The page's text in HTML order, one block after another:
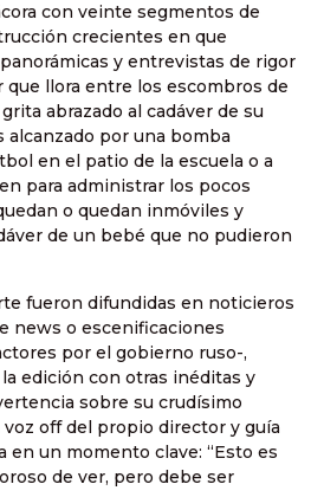
con veinte segmentos de
crecientes en que
y entrevistas de rigor
que llora entre los escombros de
abrazado al cadáver de su
alcanzado por una bomba
en el patio de la escuela o a
para administrar los pocos
o quedan inmóviles y
de un bebé que no pudieron
fueron difundidas en noticieros
news o escenificaciones
por el gobierno ruso-,
edición con otras inéditas y
sobre su crudísimo
off del propio director y guía
en un momento clave: “Esto es
de ver, pero debe ser